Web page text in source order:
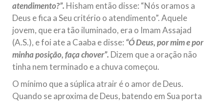
atendimento?”. Hisham então disse: “Nós oramos a
Deus e fica a Seu critério o atendimento”. Aquele
jovem, que era tão iluminado, era o Imam Assajad
(A.S.), e foi ate a Caaba e disse: “Ó Deus, por mim e por
minha posição, faça chover”. Dizem que a oração não
tinha nem terminado e a chuva começou.
O mínimo que a súplica atrair é o amor de Deus.
Quando se aproxima de Deus, batendo em Sua porta